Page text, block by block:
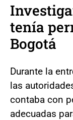
tenía
Bogotá
Durante la
las
contaba con
adecuadas